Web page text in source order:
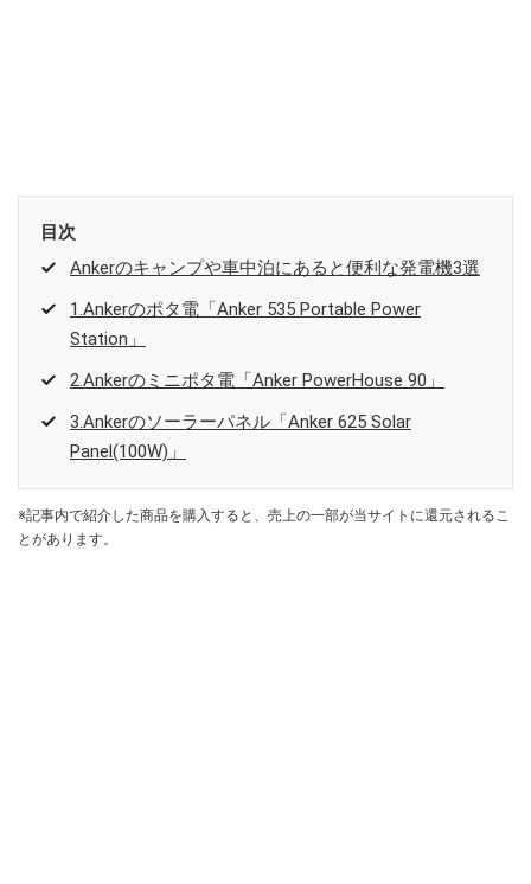
目次
Ankerのキャンプや車中泊にあると便利な発電機3選
1.Ankerのポタ電「Anker 535 Portable Power
Station」
2.Ankerのミニポタ電「Anker PowerHouse 90」
3.Ankerのソーラーパネル「Anker 625 Solar
Panel(100W)」
※記事内で紹介した商品を購入すると、売上の一部が当サイトに還元されるこ
とがあります。